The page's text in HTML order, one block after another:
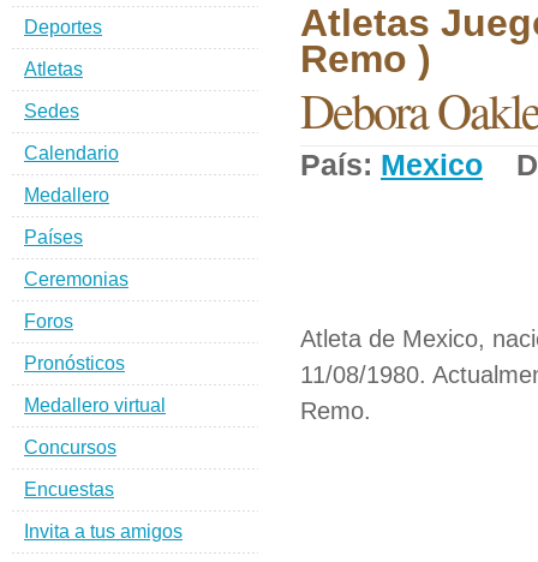
Atletas
Remo )
Debora
País: Mexico
Atleta de Mexico,
11/08/1980.
Remo.
Deportes
Atletas
Sedes
Calendario
Medallero
Países
Ceremonias
Foros
Pronósticos
Medallero virtual
Concursos
Encuestas
Invita a tus amigos